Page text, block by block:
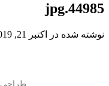
44985.jpg
نوشته شده در اکتبر 21, 2019